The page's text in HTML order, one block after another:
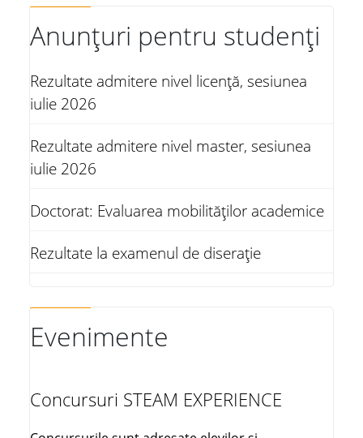
Anunțuri pentru studenți
Rezultate admitere nivel licență, sesiunea
iulie 2026
Rezultate admitere nivel master, sesiunea
iulie 2026
Doctorat: Evaluarea mobilităților academice
Rezultate la examenul de diserație
Evenimente
Concursuri STEAM EXPERIENCE